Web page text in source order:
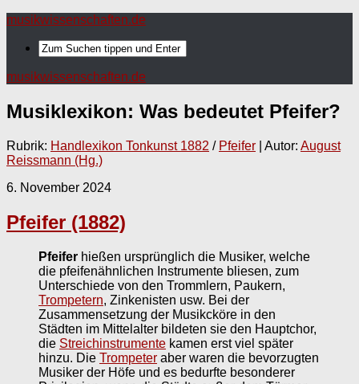
musikwissenschaften.de
musikwissenschaften.de
Musiklexikon: Was bedeutet Pfeifer?
Rubrik: Handlexikon Tonkunst 1882 / Pfeifer | Autor: August
Reissmann (Hg.)
6. November 2024
Pfeifer (1882)
Pfeifer hießen ursprünglich die Musiker, welche
die pfeifenähnlichen Instrumente bliesen, zum
Unterschiede von den Trommlern, Paukern,
Trompetern, Zinkenisten usw. Bei der
Zusammensetzung der Musikcköre in den
Städten im Mittelalter bildeten sie den Hauptchor,
die Streichinstrumente kamen erst viel später
hinzu. Die Trompeter aber waren die bevorzugten
Musiker der Höfe und es bedurfte besonderer